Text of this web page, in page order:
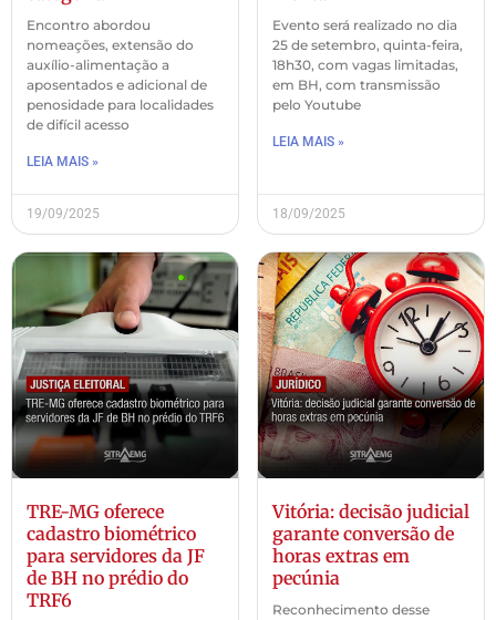
Encontro abordou
nomeações, extensão do
auxílio-alimentação a
aposentados e adicional de
penosidade para localidades
de difícil acesso
LEIA MAIS »
19/09/2025
Evento será realizado no dia
25 de setembro, quinta-feira,
18h30, com vagas limitadas,
em BH, com transmissão
pelo Youtube
LEIA MAIS »
18/09/2025
TRE-MG oferece
cadastro biométrico
para servidores da JF
de BH no prédio do
TRF6
Vitória: decisão judicial
garante conversão de
horas extras em
pecúnia
Reconhecimento desse